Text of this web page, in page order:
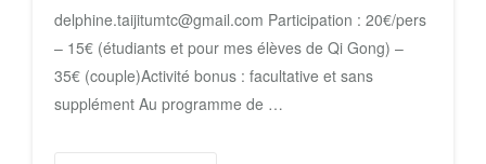
delphine.taijitumtc@gmail.com Participation : 20€/pers
– 15€ (étudiants et pour mes élèves de Qi Gong) –
35€ (couple)Activité bonus : facultative et sans
supplément Au programme de …